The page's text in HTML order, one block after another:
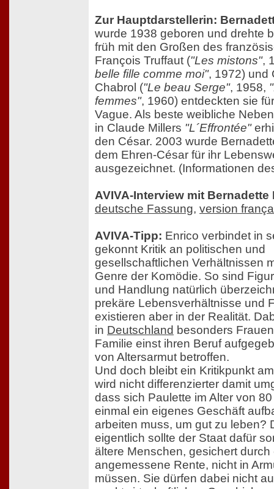
Zur Hauptdarstellerin:
wurde 1938 geboren und drehte
früh mit den Großen des
François Truffaut ("Les mistons",
belle fille comme moi", 1972) und
Chabrol ("Le beau Serge", 1958,
femmes", 1960) entdeckten sie
Vague. Als beste weibliche
in Claude Millers "L´Effrontée"
den César. 2003 wurde
dem Ehren-César für ihr
ausgezeichnet. (Informationen
AVIVA-Interview mit Bernadette
deutsche Fassung, version
AVIVA-Tipp: Enrico verbindet in
gekonnt Kritik an politischen und
gesellschaftlichen Verhältnissen
Genre der Komödie. So sind
und Handlung natürlich
prekäre Lebensverhältnisse und
existieren aber in der Realität.
in Deutschland besonders
Familie einst ihren Beruf
von Altersarmut betroffen.
Und doch bleibt ein Kritikpunkt
wird nicht differenzierter damit
dass sich Paulette im Alter von
einmal ein eigenes Geschäft
arbeiten muss, um gut zu leben?
eigentlich sollte der Staat dafür
ältere Menschen, gesichert durch
angemessene Rente, nicht in
müssen. Sie dürfen dabei nicht